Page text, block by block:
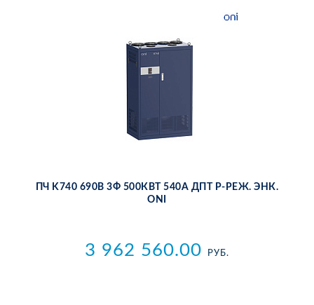
ПЧ K740 690В 3Ф 500КВТ 540А ДПТ P-РЕЖ. ЭНК.
ONI
3 962 560.00 РУБ.